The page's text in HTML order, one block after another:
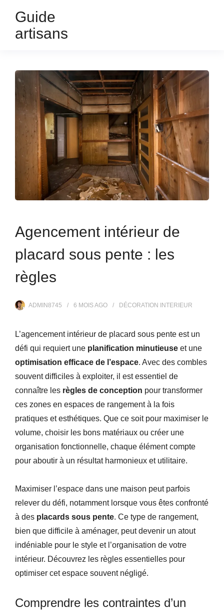
Guide
artisans
Agencement intérieur de
placard sous pente : les
règles
ADMIN8745 6 MOISAGO DÉCORATION INTERIEUR
L’agencement intérieur de placard sous pente est un
défi qui requiert une planification minutieuse et une
optimisation efficace de l’espace. Avec des combles
souvent difficiles à exploiter, il est essentiel de
connaître les règles de conception pour transformer
ces zones en espaces de rangement à la fois
pratiques et esthétiques. Que ce soit pour maximiser le
volume, choisir les bons matériaux ou créer une
organisation fonctionnelle, chaque élément compte
pour aboutir à un résultat harmonieux et utilitaire.
Maximiser l’espace dans une maison peut parfois
relever du défi, notamment lorsque vous êtes confronté
à des placards sous pente. Ce type de rangement,
bien que difficile à aménager, peut devenir un atout
indéniable pour le style et l’organisation de votre
intérieur. Découvrez les règles essentielles pour
optimiser cet espace souvent négligé.
Comprendre les contraintes d’un